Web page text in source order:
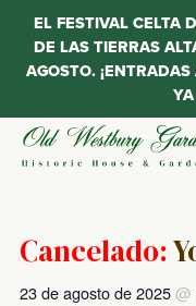
Saltar
Cancelado:
23 de agosto de 2025@
EL FESTIVAL CELTA
DE LAS TIERRAS
AGOSTO.